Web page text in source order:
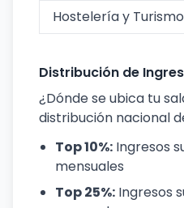
Hostelería y Turismo
Distribución de
¿Dónde se ubica tu
distribución nacional
Top 10%: Ingresos
mensuales
Top 25%: Ingresos